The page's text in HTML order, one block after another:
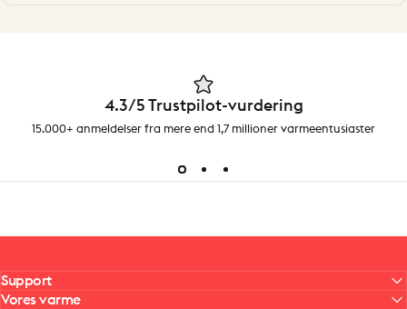
4.3/5 Trustpilot-vurdering
15.000+ anmeldelser fra mere end 1,7 millioner varmeentusiaster
Support
Vores varme